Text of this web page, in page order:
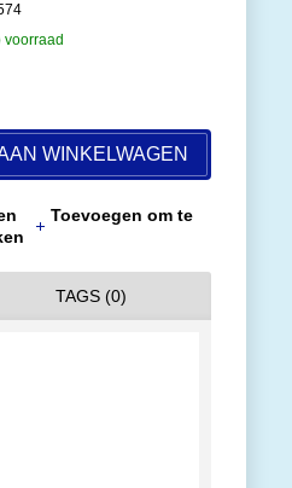
voorraad
WINKELWAGEN
Toevoegen om te
TAGS (0)